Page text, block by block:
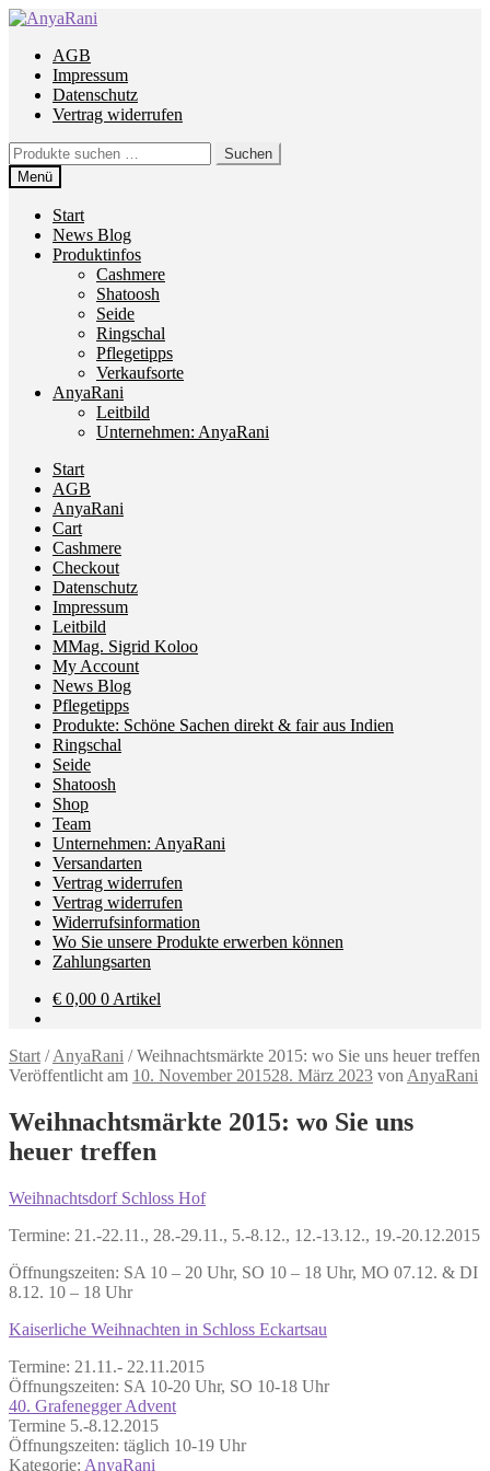
Zur
springen
Zum
springenAGB
Impressum
Datenschutz
Vertrag widerrufen
Suchen
nach:
Suchen
Menü
Start
News Blog
Produktinfos
Cashmere
Shatoosh
Seide
Ringschal
Pflegetipps
Verkaufsorte
AnyaRani
Leitbild
Unternehmen: AnyaRani
Start
AGB
AnyaRani
Cart
Cashmere
Checkout
Datenschutz
Impressum
Leitbild
MMag. Sigrid Koloo
My Account
News Blog
Pflegetipps
Produkte: Schöne Sachen direkt & fair aus Indien
Ringschal
Seide
Shatoosh
Shop
Team
Unternehmen: AnyaRani
Versandarten
Vertrag widerrufen
Vertrag widerrufen
Widerrufsinformation
Wo Sie unsere Produkte erwerben können
Zahlungsarten
€ 0,00 0 Artikel
Start /AnyaRani /Weihnachtsmärkte 2015: wo Sie uns heuer treffen
Veröffentlicht am 10. November 201528. März 2023 von AnyaRani
Weihnachtsmärkte 2015: wo Sie uns
heuer treffen
Weihnachtsdorf Schloss Hof
Termine: 21.-22.11., 28.-29.11., 5.-8.12., 12.-13.12., 19.-20.12.2015
Öffnungszeiten: SA 10 – 20 Uhr, SO 10 – 18 Uhr, MO 07.12. & DI
8.12. 10 – 18 Uhr
Kaiserliche Weihnachten in Schloss Eckartsau
Termine: 21.11.- 22.11.2015
Öffnungszeiten: SA 10-20 Uhr, SO 10-18 Uhr
40. Grafenegger Advent
Termine 5.-8.12.2015
Öffnungszeiten: täglich 10-19 Uhr
Kategorie: AnyaRani